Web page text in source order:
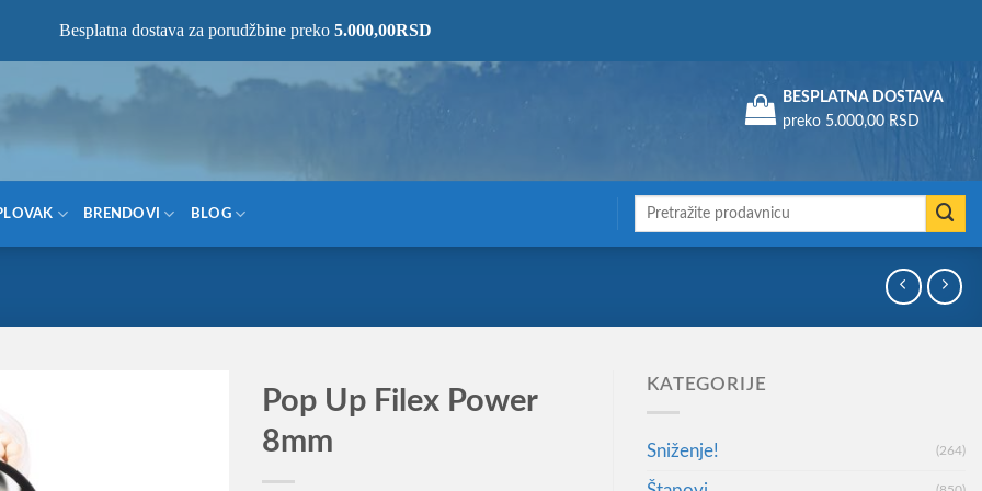
BESPLATNA DOSTAVA
preko 5.000,00 RSD
BRENDOVI BLOG
Претрага
Pop Up Filex Power
8mm
KATEGORIJE
Sniženje! (264)
Besplatna dostava za porudžbine preko 5.000,00RSD